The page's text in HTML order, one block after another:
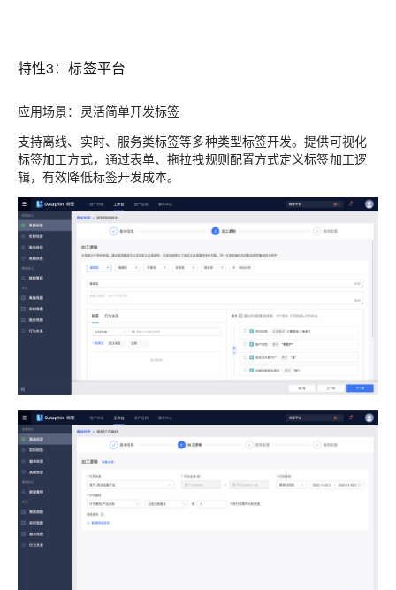
特性3：标签平台
应用场景：灵活简单开发标签
支持离线、实时、服务类标签等多种类型标签开发。提供可视化
标签加工方式，通过表单、拖拉拽规则配置方式定义标签加工逻
辑，有效降低标签开发成本。